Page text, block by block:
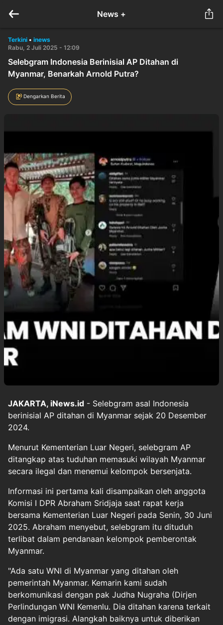
News +
Terkini • inews
Rabu, 2 Juli 2025 - 12:09
Selebgram Indonesia Berinisial AP Ditahan di
Myanmar, Benarkah Arnold Putra?
Dengarkan Berita
JAKARTA, iNews.id - Selebgram asal Indonesia
berinisial AP ditahan di Myanmar sejak 20 Desember
2024.
Menurut Kementerian Luar Negeri, selebgram AP
ditangkap atas tuduhan memasuki wilayah Myanmar
secara ilegal dan menemui kelompok bersenjata.
Informasi ini pertama kali disampaikan oleh anggota
Komisi I DPR Abraham Sridjaja saat rapat kerja
bersama Kementerian Luar Negeri pada Senin, 30 Juni
2025. Abraham menyebut, selebgram itu dituduh
terlibat dalam pendanaan kelompok pemberontak
Myanmar.
"Ada satu WNI di Myanmar yang ditahan oleh
pemerintah Myanmar. Kemarin kami sudah
berkomunikasi dengan pak Judha Nugraha (Dirjen
Perlindungan WNI Kemenlu. Dia ditahan karena terkait
dengan imigrasi. Alangkah baiknya untuk diberikan